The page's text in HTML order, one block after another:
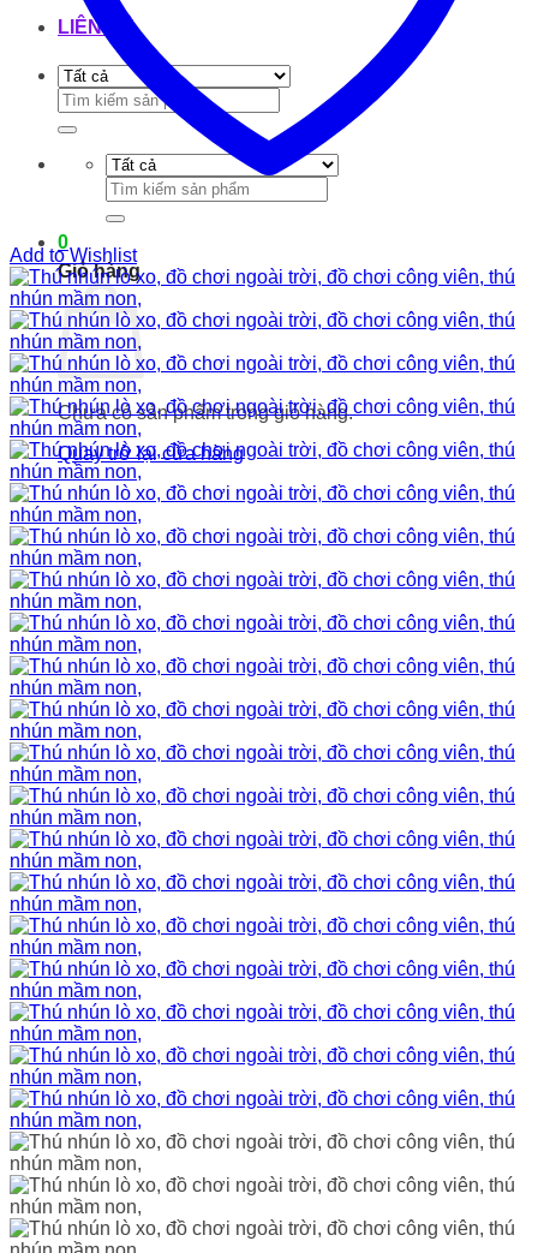
LIÊN HỆ
Tìm
kiếm:
Tìm
kiếm:
0
Giỏ hàng
Chưa có sản phẩm trong giỏ hàng.
Quay trở lại cửa hàng
Add to Wishlist